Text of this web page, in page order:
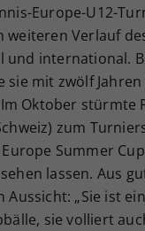
Europe-U12-
weiteren Verlauf
international.
mit zwölf
Oktober stürmte
zum
Summer
lassen. Aus
„Sie ist
sie volliert